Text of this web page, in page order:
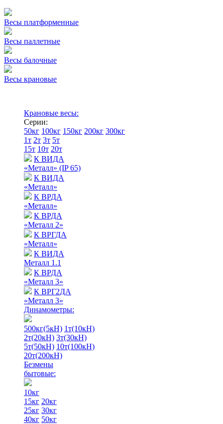
Весы платформенные
Весы паллетные
Весы балочные
Весы крановые
Крановые весы:
Серии:
50кг 100кг 150кг 200кг 300кг
1т 2т 3т 5т
15т 10т 20т
К ВИДА
«Металл» (IP 65)
К ВИДА
«Металл»
К ВРДА
«Металл»
К ВРДА
«Металл 2»
К ВРГДА
«Металл»
К ВИДА
Металл 1.1
К ВРДА
«Металл 3»
К ВРГ2ДА
«Металл 3»
Динамометры:
500кг(5кН) 1т(10кН)
2т(20кН) 3т(30кН)
5т(50кН) 10т(100кН)
20т(200кН)
Безмены
бытовые:
10кг
15кг 20кг
25кг 30кг
40кг 50кг